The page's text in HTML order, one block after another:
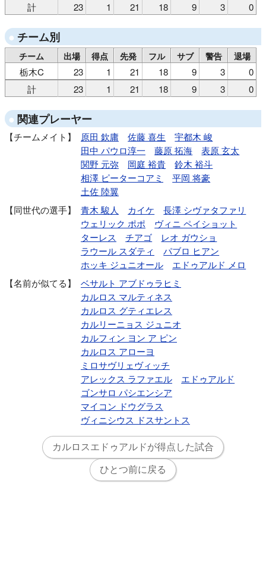
計
23 1 21 18 9 3 0
チーム別
チーム 出場 得点 先発 フル サブ 警告 退場
栃木C 23 1 21 18 9 3
0
計
23 1 21 18 9 3 0
関連プレーヤー
チームメイト 原田 欽庸 佐藤 喜生
宇都木 峻
田中 パウロ淳一
藤原 拓海
表原 玄太
関野 元弥
岡庭 裕貴
鈴木 裕斗
相澤 ピーターコアミ
平岡 将豪
土佐 陸翼
同世代の選手
青木 駿人 カイケ
長澤 シヴァタファリ
ウェリック ポポ
ヴィニ ペイショット
ターレス
チアゴ
レオ ガウショ
ラウール スダティ
パブロ ヒアン
ホッキ ジュニオール
エドゥアルド メロ
名前が似てる
ベサルト アブドゥラヒミ
カルロス マルティネス
カルロス グティエレス
カルリーニョス ジュニオ
カルフィン ヨン ア ピン
カルロス アローヨ
ミロサヴリェヴィッチ
アレックス ラファエル
エドゥアルド
ゴンサロ パシエンシア
マイコン ドウグラス
ヴィニシウス ドスサントス
カルロスエドゥアルドが得点した試合
ひとつ前に戻る